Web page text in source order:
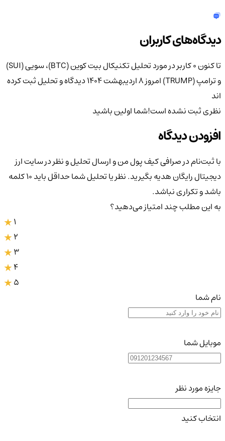
دیدگاه‌های کاربران
تا کنون 0 کاربر در مورد
تحلیل تکنیکال بیت کوین (BTC)، سویی (SUI)
و ترامپ (TRUMP) امروز ۸ اردیبهشت ۱۴۰۴
دیدگاه و تحلیل ثبت کرده
اند
نظری ثبت نشده است!شما اولین باشید
افزودن دیدگاه
با ثبت‌نام در صرافی کیف پول من و ارسال تحلیل و نظر در سایت ارز
دیجیتال رایگان هدیه بگیرید. نظر یا تحلیل شما حداقل باید ۱۰ کلمه
باشد و تکراری نباشد.
به این مطلب چند امتیاز می‌دهید؟
3
4
5
نام شما
موبایل شما
جایزه مورد نظر
انتخاب کنید